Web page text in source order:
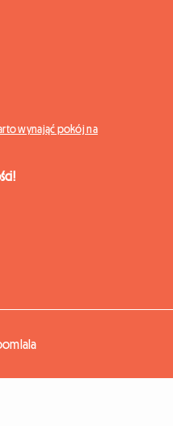
wynająć pokój na